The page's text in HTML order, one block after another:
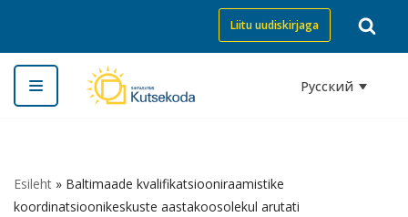
Перейти
к
содержимому
Liitu uudiskirjaga
Русский
Esileht » Baltimaade kvalifikatsiooniraamistike
koordinatsioonikeskuste aastakoosolekul arutati